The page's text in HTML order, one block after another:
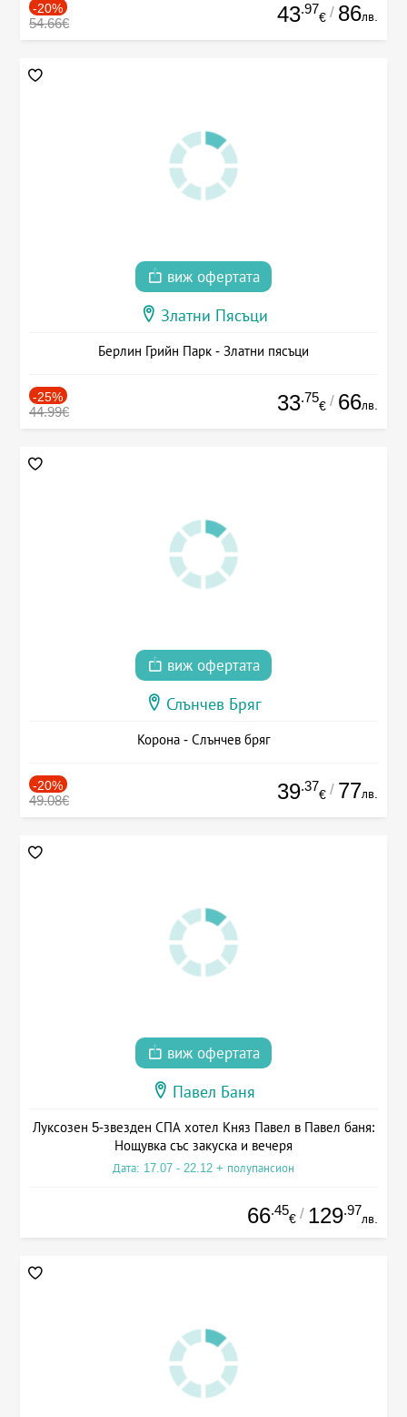
-20%
54.66€ 43.97
€ / 86лв.
виж офертата
Златни Пясъци
Берлин Грийн Парк - Златни пясъци
-25%
44.99€ 33.75
€ / 66лв.
виж офертата
Слънчев Бряг
Корона - Слънчев бряг
-20%
49.08€ 39.37
€ / 77лв.
виж офертата
Павел Баня
Луксозен 5-звезден СПА хотел Княз Павел в Павел баня:
Нощувка със закуска и вечеря
Дата: 17.07 - 22.12 + полупансион
66.45
€ / 129.97
лв.